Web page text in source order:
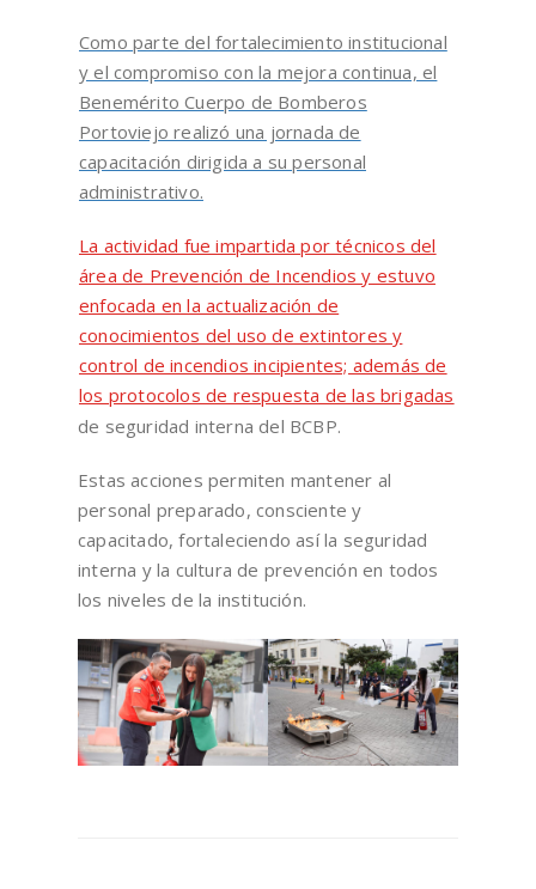
Como parte del fortalecimiento institucional
y el compromiso con la mejora continua, el
Benemérito Cuerpo de Bomberos
Portoviejo realizó una jornada de
capacitación dirigida a su personal
administrativo.
La actividad fue impartida por técnicos del
área de Prevención de Incendios y estuvo
enfocada en la actualización de
conocimientos del uso de extintores y
control de incendios incipientes; además de
los protocolos de respuesta de las brigadas
de seguridad interna del BCBP.
Estas acciones permiten mantener al
personal preparado, consciente y
capacitado, fortaleciendo así la seguridad
interna y la cultura de prevención en todos
los niveles de la institución.